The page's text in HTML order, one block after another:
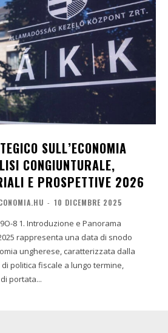
SULL’ECONOMIA
CONGIUNTURALE,
E PROSPETTIVE 2026
- 10 DICEMBRE 2025
ungherese, caratterizzata dalla
politica fiscale a lungo termine,
portata...